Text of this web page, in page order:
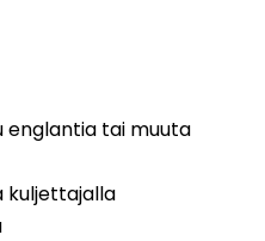
englantia tai muuta
kuljettajalla